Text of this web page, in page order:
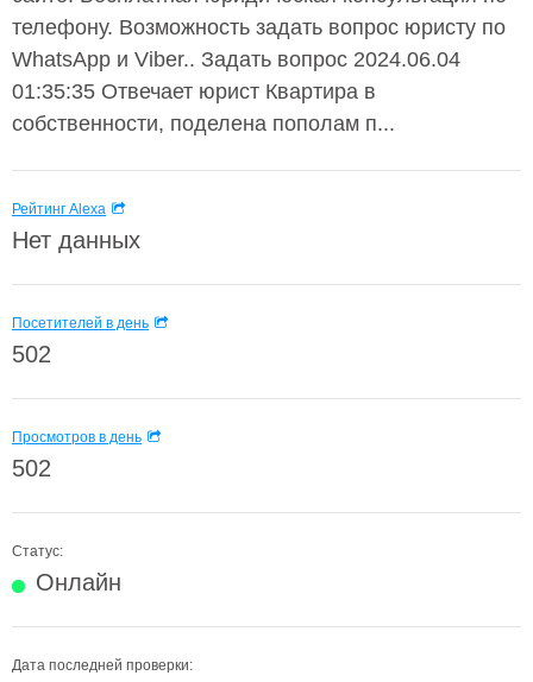
телефону. Возможность задать вопрос юристу по
WhatsApp и Viber.. Задать вопрос 2024.06.04
01:35:35 Отвечает юриcт Квартира в
собственности, поделена пополам п...
Рейтинг Alexa
Нет данных
Посетителей в день
502
Просмотров в день
502
Статус:
Онлайн
Дата последней проверки: